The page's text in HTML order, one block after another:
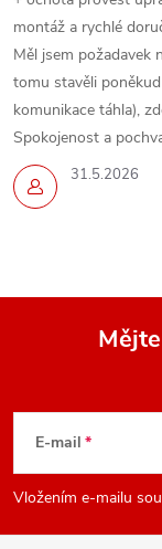
31.5.2026
montáž a rychlé
Měl jsem požadavek
tomu stavěli
komunikace táhla),
Spokojenost a
p
E-mail
Vložením e-mailu